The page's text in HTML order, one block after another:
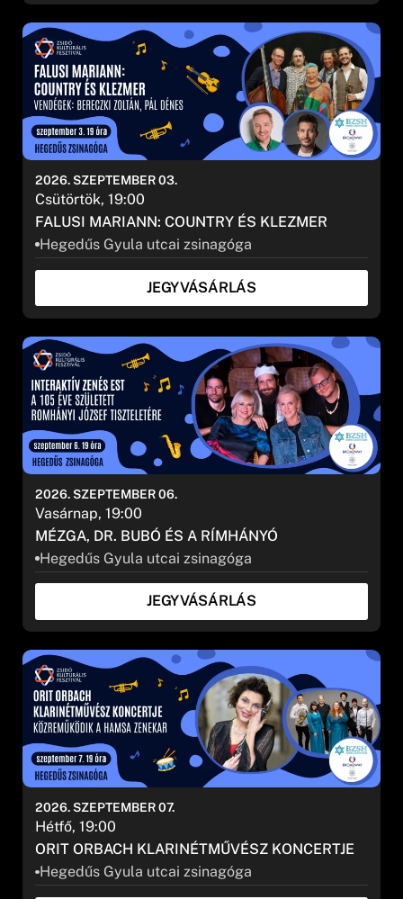
FALUSI MARIANN: COUNTRY ÉS KLEZMER
Hegedűs Gyula utcai zsinagóga
2026. SZEPTEMBER 03.
Csütörtök, 19:00
JEGYVÁSÁRLÁS
MÉZGA, DR. BUBÓ ÉS A RÍMHÁNYÓ
Hegedűs Gyula utcai zsinagóga
2026. SZEPTEMBER 06.
Vasárnap, 19:00
JEGYVÁSÁRLÁS
ORIT ORBACH KLARINÉTMŰVÉSZ KONCERTJE
Hegedűs Gyula utcai zsinagóga
2026. SZEPTEMBER 07.
Hétfő, 19:00